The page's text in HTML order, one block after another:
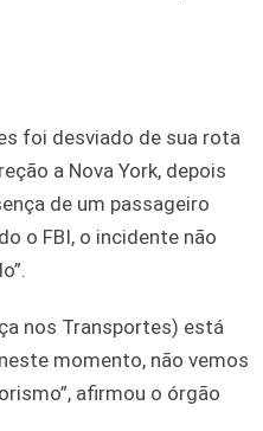
foi desviado de sua rota
a Nova York, depois
de um passageiro
o FBI, o incidente não
nos Transportes) está
momento, não vemos
afirmou o órgão